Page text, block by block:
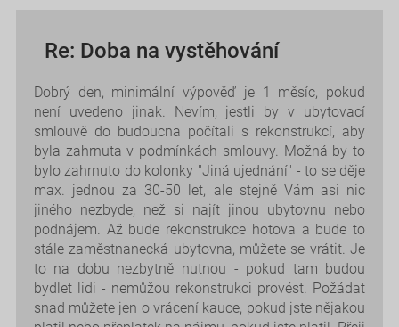
Re: Doba na vystěhování
Dobrý den, minimální výpověď je 1 měsíc, pokud
není uvedeno jinak. Nevím, jestli by v ubytovací
smlouvě do budoucna počítali s rekonstrukcí, aby
byla zahrnuta v podmínkách smlouvy. Možná by to
bylo zahrnuto do kolonky "Jiná ujednání" - to se děje
max. jednou za 30-50 let, ale stejně Vám asi nic
jiného nezbyde, než si najít jinou ubytovnu nebo
podnájem. Až bude rekonstrukce hotova a bude to
stále zaměstnanecká ubytovna, můžete se vrátit. Je
to na dobu nezbytně nutnou - pokud tam budou
bydlet lidi - nemůžou rekonstrukci provést. Požádat
snad můžete jen o vrácení kauce, pokud jste nějakou